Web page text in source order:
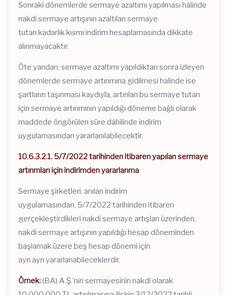
Sonraki dönemlerde sermaye azaltımı yapılması hâlinde
nakdi sermaye artışının azaltılan sermaye
tutarı kadarlık kısmı indirim hesaplamasında dikkate
alınmayacaktır.
Öte yandan, sermaye azaltımı yapıldıktan sonra izleyen
dönemlerde sermaye artırımına gidilmesi halinde ise
şartların taşınması kaydıyla, artırılan bu sermaye tutarı
için sermaye artırımının yapıldığı döneme bağlı olarak
maddede öngörülen süre dâhilinde indirim
uygulamasından yararlanılabilecektir.
10.6.3.2.1. 5/7/2022 tarihinden itibaren yapılan sermaye
artırımları için indirimden yararlanma
Sermaye şirketleri, anılan indirim
uygulamasından, 5/7/2022 tarihinden itibaren
gerçekleştirdikleri nakdi sermaye artışları üzerinden,
nakdi sermaye artışının yapıldığı hesap döneminden
başlamak üzere beş hesap dönemi için
ayrı ayrı yararlanabileceklerdir.
Örnek: (BA) A.Ş.’nin sermayesinin nakdi olarak